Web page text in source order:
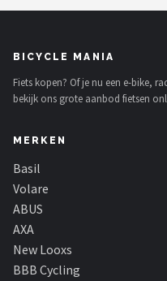
BICYCLE MANIA
Fiets kopen? Of je nu een e-bike,
bekijk ons grote aanbod fietsen
MERKEN
Basil
Volare
ABUS
AXA
New Looxs
BBB Cycling